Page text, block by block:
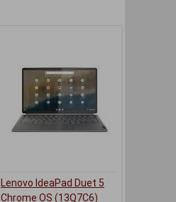
Lenovo IdeaPad Duet 5
Chrome OS (13Q7C6)